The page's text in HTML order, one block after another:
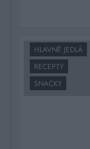
HLAVNÉ JEDLÁ
RECEPTY
SNACKY